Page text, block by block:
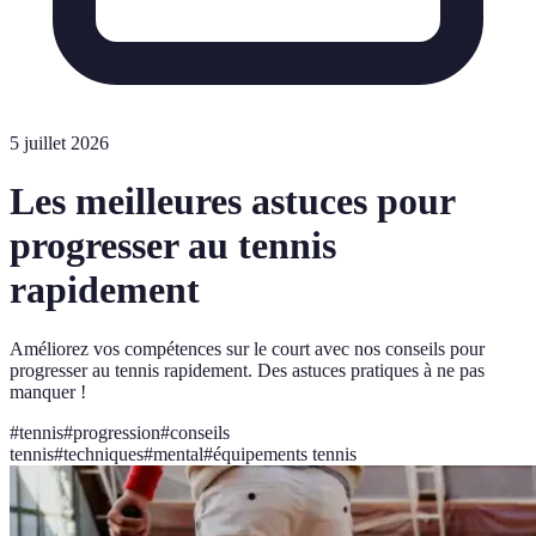
5 juillet 2026
Les meilleures astuces pour
progresser au tennis
rapidement
Améliorez vos compétences sur le court avec nos conseils pour
progresser au tennis rapidement. Des astuces pratiques à ne pas
manquer !
#tennis#progression#conseils
tennis#techniques#mental#équipements tennis